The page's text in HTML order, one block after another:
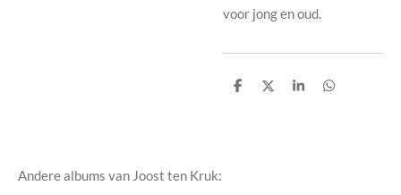
voor jong en oud.
D
D
S
D
Andere albums van Joost ten Kruk: